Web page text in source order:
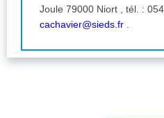
cachavier@sieds.fr